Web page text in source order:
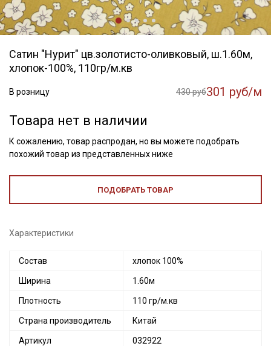
Сатин "Нурит" цв.золотисто-оливковый, ш.1.60м,
хлопок-100%, 110гр/м.кв
В розницу 430 руб301 руб/м
Товара нет в наличии
К сожалению, товар распродан, но вы можете подобрать
похожий товар из представленных ниже
ПОДОБРАТЬ ТОВАР
Характеристики
Состав хлопок 100%
Ширина 1.60м
Плотность 110 гр/м.кв
Страна производитель Китай
Артикул 032922